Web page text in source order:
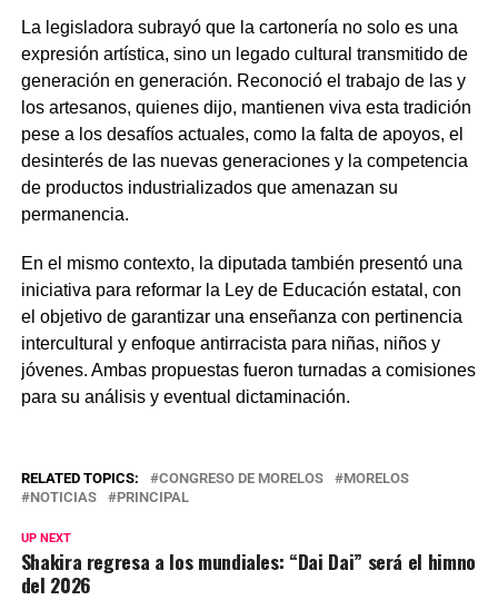
La legisladora subrayó que la cartonería no solo es una
expresión artística, sino un legado cultural transmitido de
generación en generación. Reconoció el trabajo de las y
los artesanos, quienes dijo, mantienen viva esta tradición
pese a los desafíos actuales, como la falta de apoyos, el
desinterés de las nuevas generaciones y la competencia
de productos industrializados que amenazan su
permanencia.
En el mismo contexto, la diputada también presentó una
iniciativa para reformar la Ley de Educación estatal, con
el objetivo de garantizar una enseñanza con pertinencia
intercultural y enfoque antirracista para niñas, niños y
jóvenes. Ambas propuestas fueron turnadas a comisiones
para su análisis y eventual dictaminación.
RELATED TOPICS: CONGRESO DE MORELOS
MORELOS
NOTICIAS
PRINCIPAL
UP NEXT
Shakira regresa a los mundiales: “Dai Dai” será el himno
del 2026